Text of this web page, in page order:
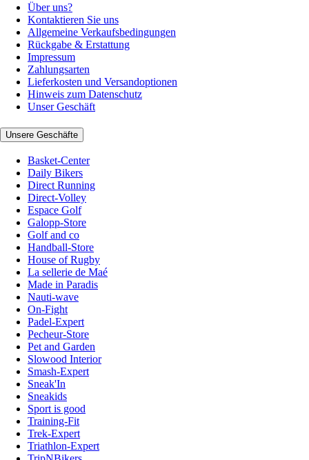
Über uns?
Kontaktieren Sie uns
Allgemeine Verkaufsbedingungen
Rückgabe & Erstattung
Impressum
Zahlungsarten
Lieferkosten und Versandoptionen
Hinweis zum Datenschutz
Unser Geschäft
Unsere Geschäfte
Basket-Center
Daily Bikers
Direct Running
Direct-Volley
Espace Golf
Galopp-Store
Golf and co
Handball-Store
House of Rugby
La sellerie de Maé
Made in Paradis
Nauti-wave
On-Fight
Padel-Expert
Pecheur-Store
Pet and Garden
Slowood Interior
Smash-Expert
Sneak'In
Sneakids
Sport is good
Training-Fit
Trek-Expert
Triathlon-Expert